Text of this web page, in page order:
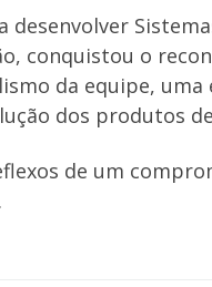
desenvolver
conquistou o
da equipe,
dos produtos
de um